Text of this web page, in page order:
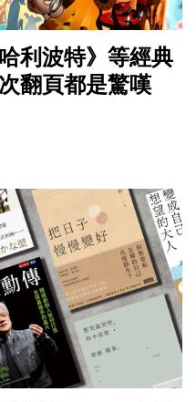
利波特》等經典
翻頁都是驚嘆